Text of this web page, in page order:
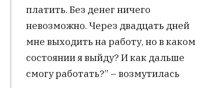
платить. Без денег ничего
невозможно. Через двадцать дней
мне выходить на работу, но в каком
состоянии я выйду? И как дальше
смогу работать?” – возмутилась